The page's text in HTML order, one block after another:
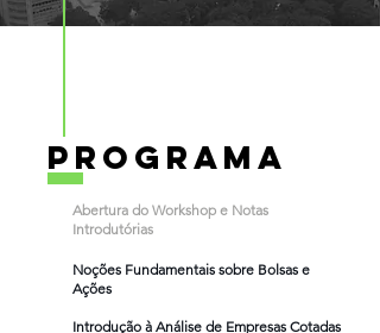
pROGRAMA
Abertura do Workshop e Notas
Introdutórias
Noções Fundamentais sobre Bolsas e
Ações
Introdução à Análise de Empresas Cotadas